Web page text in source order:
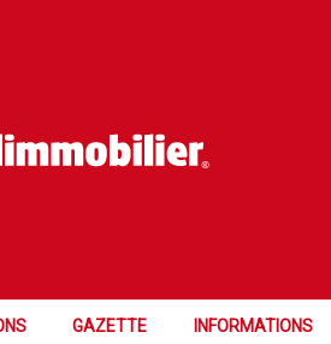
GAZETTE INFORMATIONS